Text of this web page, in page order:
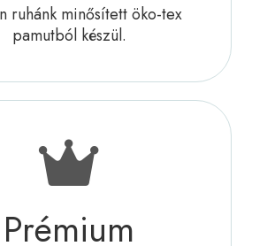
ruhánk minősített öko-tex
pamutból készül.
Prémium